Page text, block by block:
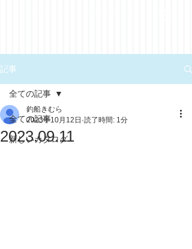
記事
全ての記事
新しいカタログ
全ての記事
2023.09.11
釣船きむら
2023年10月12日 読了時間: 1分